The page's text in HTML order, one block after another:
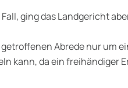
ging das Landgericht
getroffenen Abrede nur um
kann, da ein freihändiger